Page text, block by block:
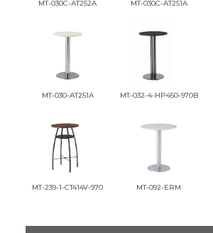
MT-030C-AT252A MT-030C-AT251A
MT-030-AT251A MT-032-4-HP450-970B
MT-239-1-CT414V-970 MT-092-ERM